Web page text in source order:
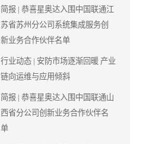
简报 | 恭喜星奥达入围中国联通江
苏省苏州分公司系统集成服务创
新业务合作伙伴名单
行业动态 | 安防市场逐渐回暖 产业
链向运维与应用倾斜
简报 | 恭喜星奥达入围中国联通山
西省分公司创新业务合作伙伴名
单